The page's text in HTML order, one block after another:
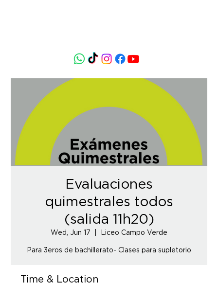
Evaluaciones
quimestrales todos
(salida 11h20)
Wed, Jun 17 Liceo Campo Verde
Time & Location